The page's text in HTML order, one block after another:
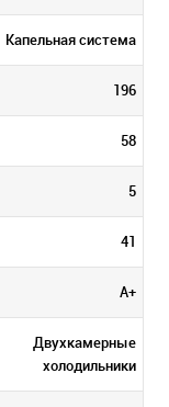
Капельная система
196
58
5
41
А+
Двухкамерные
холодильники